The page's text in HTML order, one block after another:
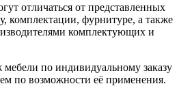
отличаться от представленных
комплектации, фурнитуре, а также
комплектующих и
по индивидуальному заказу
по возможности её применения.